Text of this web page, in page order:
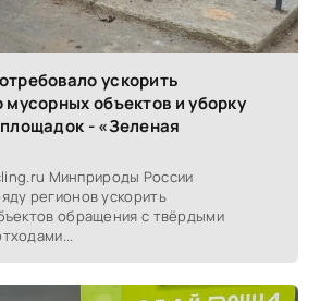
ускорить
мусорных объектов и уборку
- «Зеленая
Минприроды России
регионов ускорить
обращения с твёрдыми